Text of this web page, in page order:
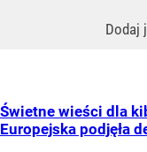
Dodaj
Świetne wieści dla
Europejska podjęła